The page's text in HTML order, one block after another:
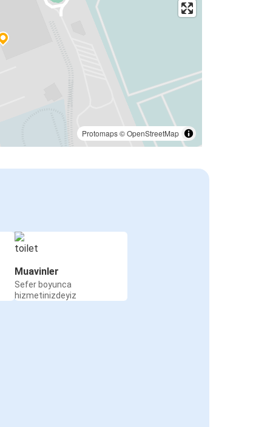
Protomaps©OpenStreetMap
Muavinler
Sefer boyunca
hizmetinizdeyiz